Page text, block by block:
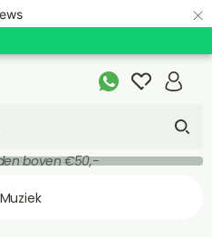
×
boven €50,-
Muziek